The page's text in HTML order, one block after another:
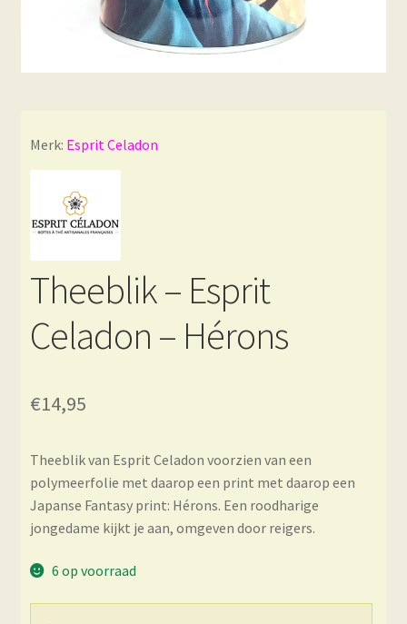
Merk: Esprit Celadon
Theeblik – Esprit
Celadon – Hérons
€14,95
Theeblik van Esprit Celadon voorzien van een
polymeerfolie met daarop een print met daarop een
Japanse Fantasy print: Hérons. Een roodharige
jongedame kijkt je aan, omgeven door reigers.
6 op voorraad